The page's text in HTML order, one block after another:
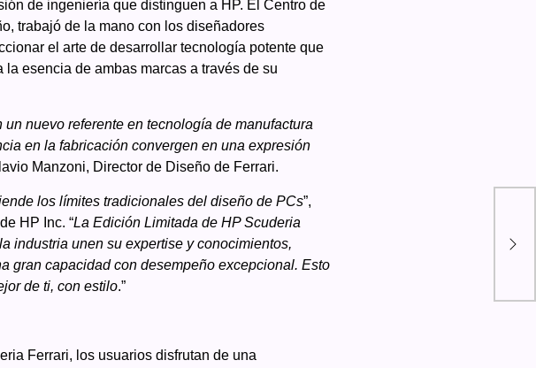
de ingeniería que distinguen a HP. El Centro de
trabajó de la mano con los diseñadores
el arte de desarrollar tecnología potente que
esencia de ambas marcas a través de su
nuevo referente en tecnología de manufactura
en la fabricación convergen en una expresión
Manzoni, Director de Diseño de Ferrari.
los límites tradicionales del diseño de PCs”,
HP Inc. “La Edición Limitada de HP Scuderia
industria unen su expertise y conocimientos,
gran capacidad con desempeño excepcional. Esto
de ti, con estilo.”
Ferrari, los usuarios disfrutan de una